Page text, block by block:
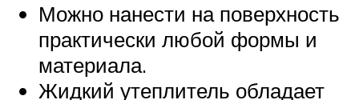
Можно нанести на поверхность
практически любой формы и
материала.
Жидкий утеплитель обладает